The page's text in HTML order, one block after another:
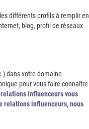
différents profils à remplir en
blog, profil de réseaux
dans votre domaine
pour vous faire connaître
influenceurs vous
relations influenceurs, nous